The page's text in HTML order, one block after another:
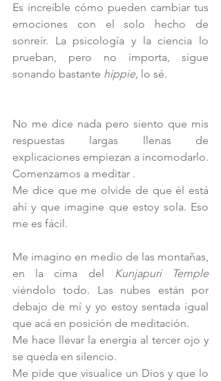
Es increíble cómo pueden cambiar tus
emociones con el solo hecho de
sonreír. La psicología y la ciencia lo
prueban, pero no importa, sigue
sonando bastante hippie, lo sé.
No me dice nada pero siento que mis
respuestas largas llenas de
explicaciones empiezan a incomodarlo.
Comenzamos a meditar .
Me dice que me olvide de que él está
ahí y que imagine que estoy sola. Eso
me es fácil.
Me imagino en medio de las montañas,
en la cima del Kunjapuri Temple
viéndolo todo. Las nubes están por
debajo de mí y yo estoy sentada igual
que acá en posición de meditación.
Me hace llevar la energía al tercer ojo y
se queda en silencio.
Me pide que visualice un Dios y que lo